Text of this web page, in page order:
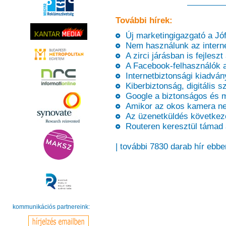
kommunikációs partnereink:
További hírek:
Új marketingigazgató a
Nem használunk az
A zirci járásban is fejleszt
A Facebook-felhasználók
Internetbiztonsági
Kiberbiztonság, digitális
Google a biztonságos és
Amikor az okos kamera
Az üzenetküldés
Routeren keresztül támad
| további 7830 darab hír